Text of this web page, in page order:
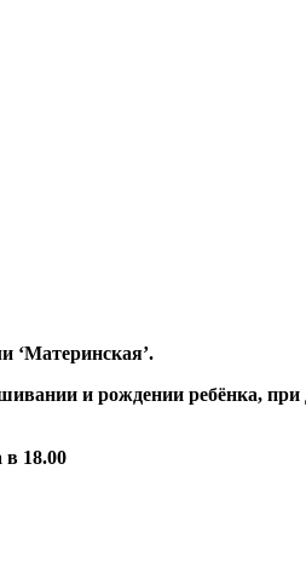
‘Материнская’.
и рождении ребёнка,
18.00